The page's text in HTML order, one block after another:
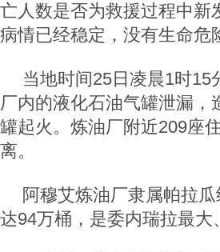
亡人数是否为救援过程中新
病情已经稳定，没有生命危
当地时间25日凌晨1时
厂内的液化石油气罐泄漏
罐起火。炼油厂附近209座
离。
阿穆艾炼油厂隶属帕拉
达94万桶，是委内瑞拉最